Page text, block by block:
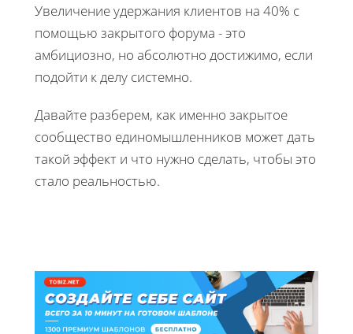
Увеличение удержания клиентов на 40% с
помощью закрытого форума - это
амбициозно, но абсолютно достижимо, если
подойти к делу системно.
Давайте разберем, как именно закрытое
сообщество единомышленников может дать
такой эффект и что нужно сделать, чтобы это
стало реальностью.